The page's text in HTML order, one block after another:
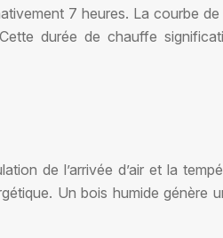
7 heures. La courbe
durée de chauffe
de l’arrivée d’air et la
Un bois humide génère